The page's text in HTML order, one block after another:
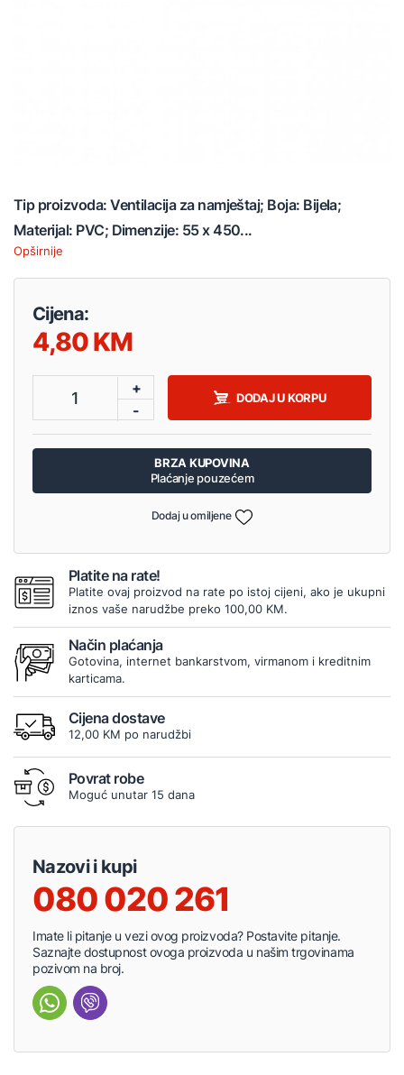
Tip proizvoda: Ventilacija za namještaj; Boja: Bijela;
Materijal: PVC; Dimenzije: 55 x 450...
Opširnije
Cijena:
4,80
1
+
-
DODAJ U KORPU
BRZA KUPOVINA
Plaćanje pouzećem
Dodaj u omiljene
Platite na rate!
Platite ovaj proizvod na rate po istoj cijeni, ako je ukupni
iznos vaše narudžbe preko 100,00 KM.
Način plaćanja
Gotovina, internet bankarstvom, virmanom i kreditnim
karticama.
Cijena dostave
12,00 KM po narudžbi
Povrat robe
Moguć unutar 15 dana
Nazovi i kupi
080 020 261
Imate li pitanje u vezi ovog proizvoda? Postavite pitanje.
Saznajte dostupnost ovoga proizvoda u našim trgovinama
pozivom na broj.